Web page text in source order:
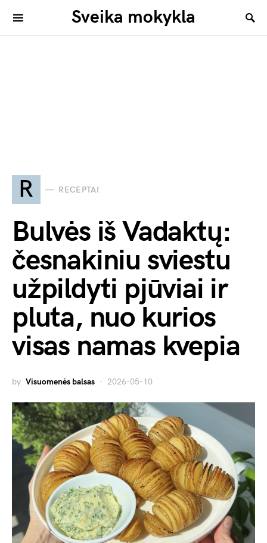
Sveika mokykla
R RECEPTAI
Bulvės iš Vadaktų:
česnakiniu sviestu
užpildyti pjūviai ir
pluta, nuo kurios
visas namas kvepia
by Visuomenės balsas 2026-05-10